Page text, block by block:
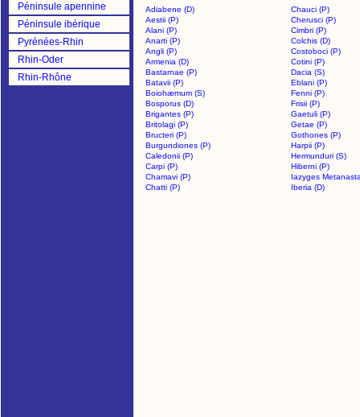
Péninsule apennine
Péninsule ibérique
Pyrénées-Rhin
Rhin-Oder
Rhin-Rhône
Adiabene (D)
Chauci (P)
Aestii (P)
Cherusci (P)
Alani (P)
Cimbri (P)
Anarti (P)
Colchis (D)
Angli (P)
Costoboci (P)
Armenia (D)
Cotini (P)
Bastarnae (P)
Dacia (S)
Batavii (P)
Eblani (P)
Boiohæmum (S)
Fenni (P)
Bosporus (D)
Frisii (P)
Brigantes (P)
Gaetuli (P)
Britolagi (P)
Getae (P)
Bructeri (P)
Gothones (P)
Burgundiones (P)
Harpii (P)
Caledonii (P)
Hermunduri (S)
Carpi (P)
Hiberni (P)
Chamavi (P)
Iazyges
Chatti (P)
Iberia (D)